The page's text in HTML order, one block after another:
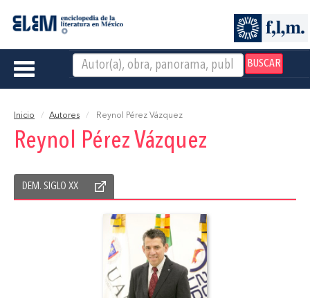
BUSCAR
Toggle
Inicio Autores Reynol Pérez Vázquez
Reynol Pérez Vázquez
DEM. SIGLO XX